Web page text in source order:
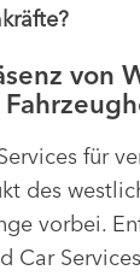
von
für
des
vorbei.
Car